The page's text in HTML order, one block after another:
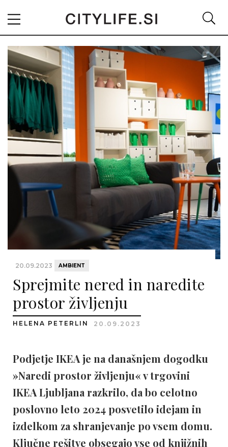
20.09.2023 AMBIENT
Sprejmite nered in naredite
prostor življenju
HELENA PETERLIN 20.09.2023
Podjetje IKEA je na današnjem dogodku
»Naredi prostor življenju« v trgovini
IKEA Ljubljana razkrilo, da bo celotno
poslovno leto 2024 posvetilo idejam in
izdelkom za shranjevanje po vsem domu.
Ključne rešitve obsegajo vse od knjižnih